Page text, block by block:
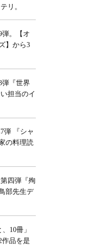
リ。
弾。【オ
】から3
弾『世界
担当のイ
弾 『シャ
の料理読
四弾『殉
部先生デ
10冊」
作品を是